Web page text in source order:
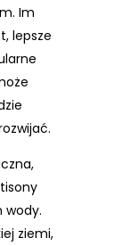
Im
lepsze
wody.
ziemi,